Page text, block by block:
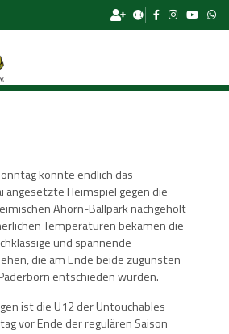
konnte endlich das
angesetzte Heimspiel gegen die
Ahorn-Ballpark nachgeholt
Temperaturen bekamen die
und spannende
die am Ende beide zugunsten
entschieden wurden.
ist die U12 der Untouchables
vor Ende der regulären Saison